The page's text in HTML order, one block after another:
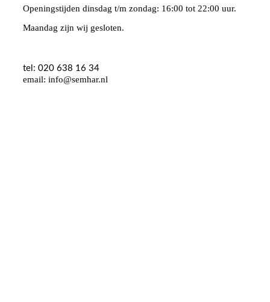
Openingstijden dinsdag t/m zondag: 16:00 tot 22:00 uur.
Maandag zijn wij gesloten.
tel: 020 638 16 34
email: info@semhar.nl